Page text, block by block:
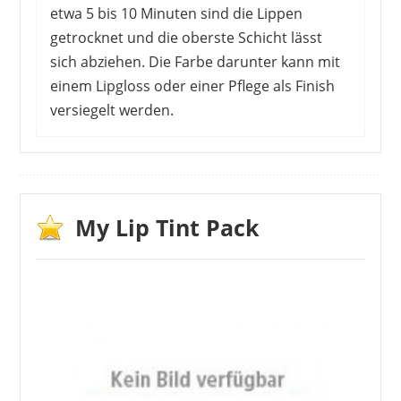
etwa 5 bis 10 Minuten sind die Lippen
getrocknet und die oberste Schicht lässt
sich abziehen. Die Farbe darunter kann mit
einem Lipgloss oder einer Pflege als Finish
versiegelt werden.
Die Kunden beschreiben einen guten Halt.
Damit bleibt das Produkt länger auf den
Lippen, als normaler Lippenstift. Belastung
gibt es durch sehr öliges Essen oder
Wasser, wobei der Hersteller wisch- und
werden kann. In einigen Rezensionen wird
das Produkt als sehr unangenehm
My Lip Tint Pack